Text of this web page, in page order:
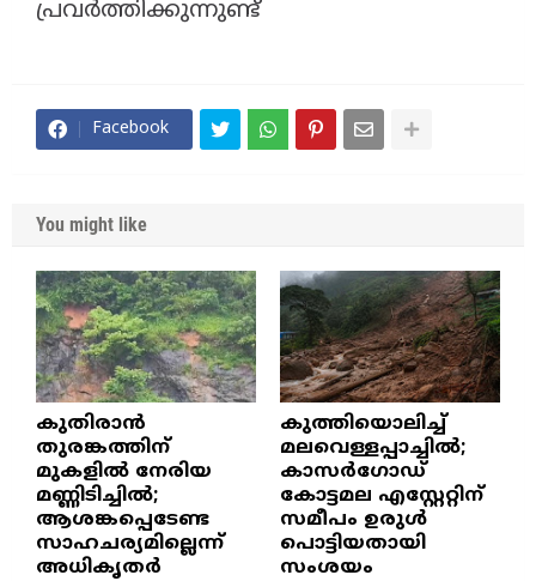
പ്രവർത്തിക്കുന്നുണ്ട്
Facebook
You might like
കുതിരാൻ
തുരങ്കത്തിന്
മുകളിൽ നേരിയ
മണ്ണിടിച്ചിൽ;
ആശങ്കപ്പെടേണ്ട
സാഹചര്യമില്ലെന്ന്
അധികൃതർ
കുത്തിയൊലിച്ച്
മലവെള്ളപ്പാച്ചിൽ;
കാസർഗോഡ്
കോട്ടമല എസ്റ്റേറ്റിന്
സമീപം ഉരുൾ
പൊട്ടിയതായി
സംശയം